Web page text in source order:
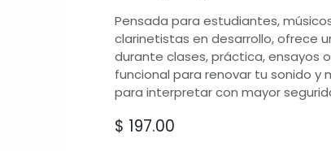
Pensada para estudiantes,
clarinetistas en desarrollo, ofrece
durante clases, práctica, ensayos
funcional para renovar tu sonido y
para interpretar con mayor
$ 197.00